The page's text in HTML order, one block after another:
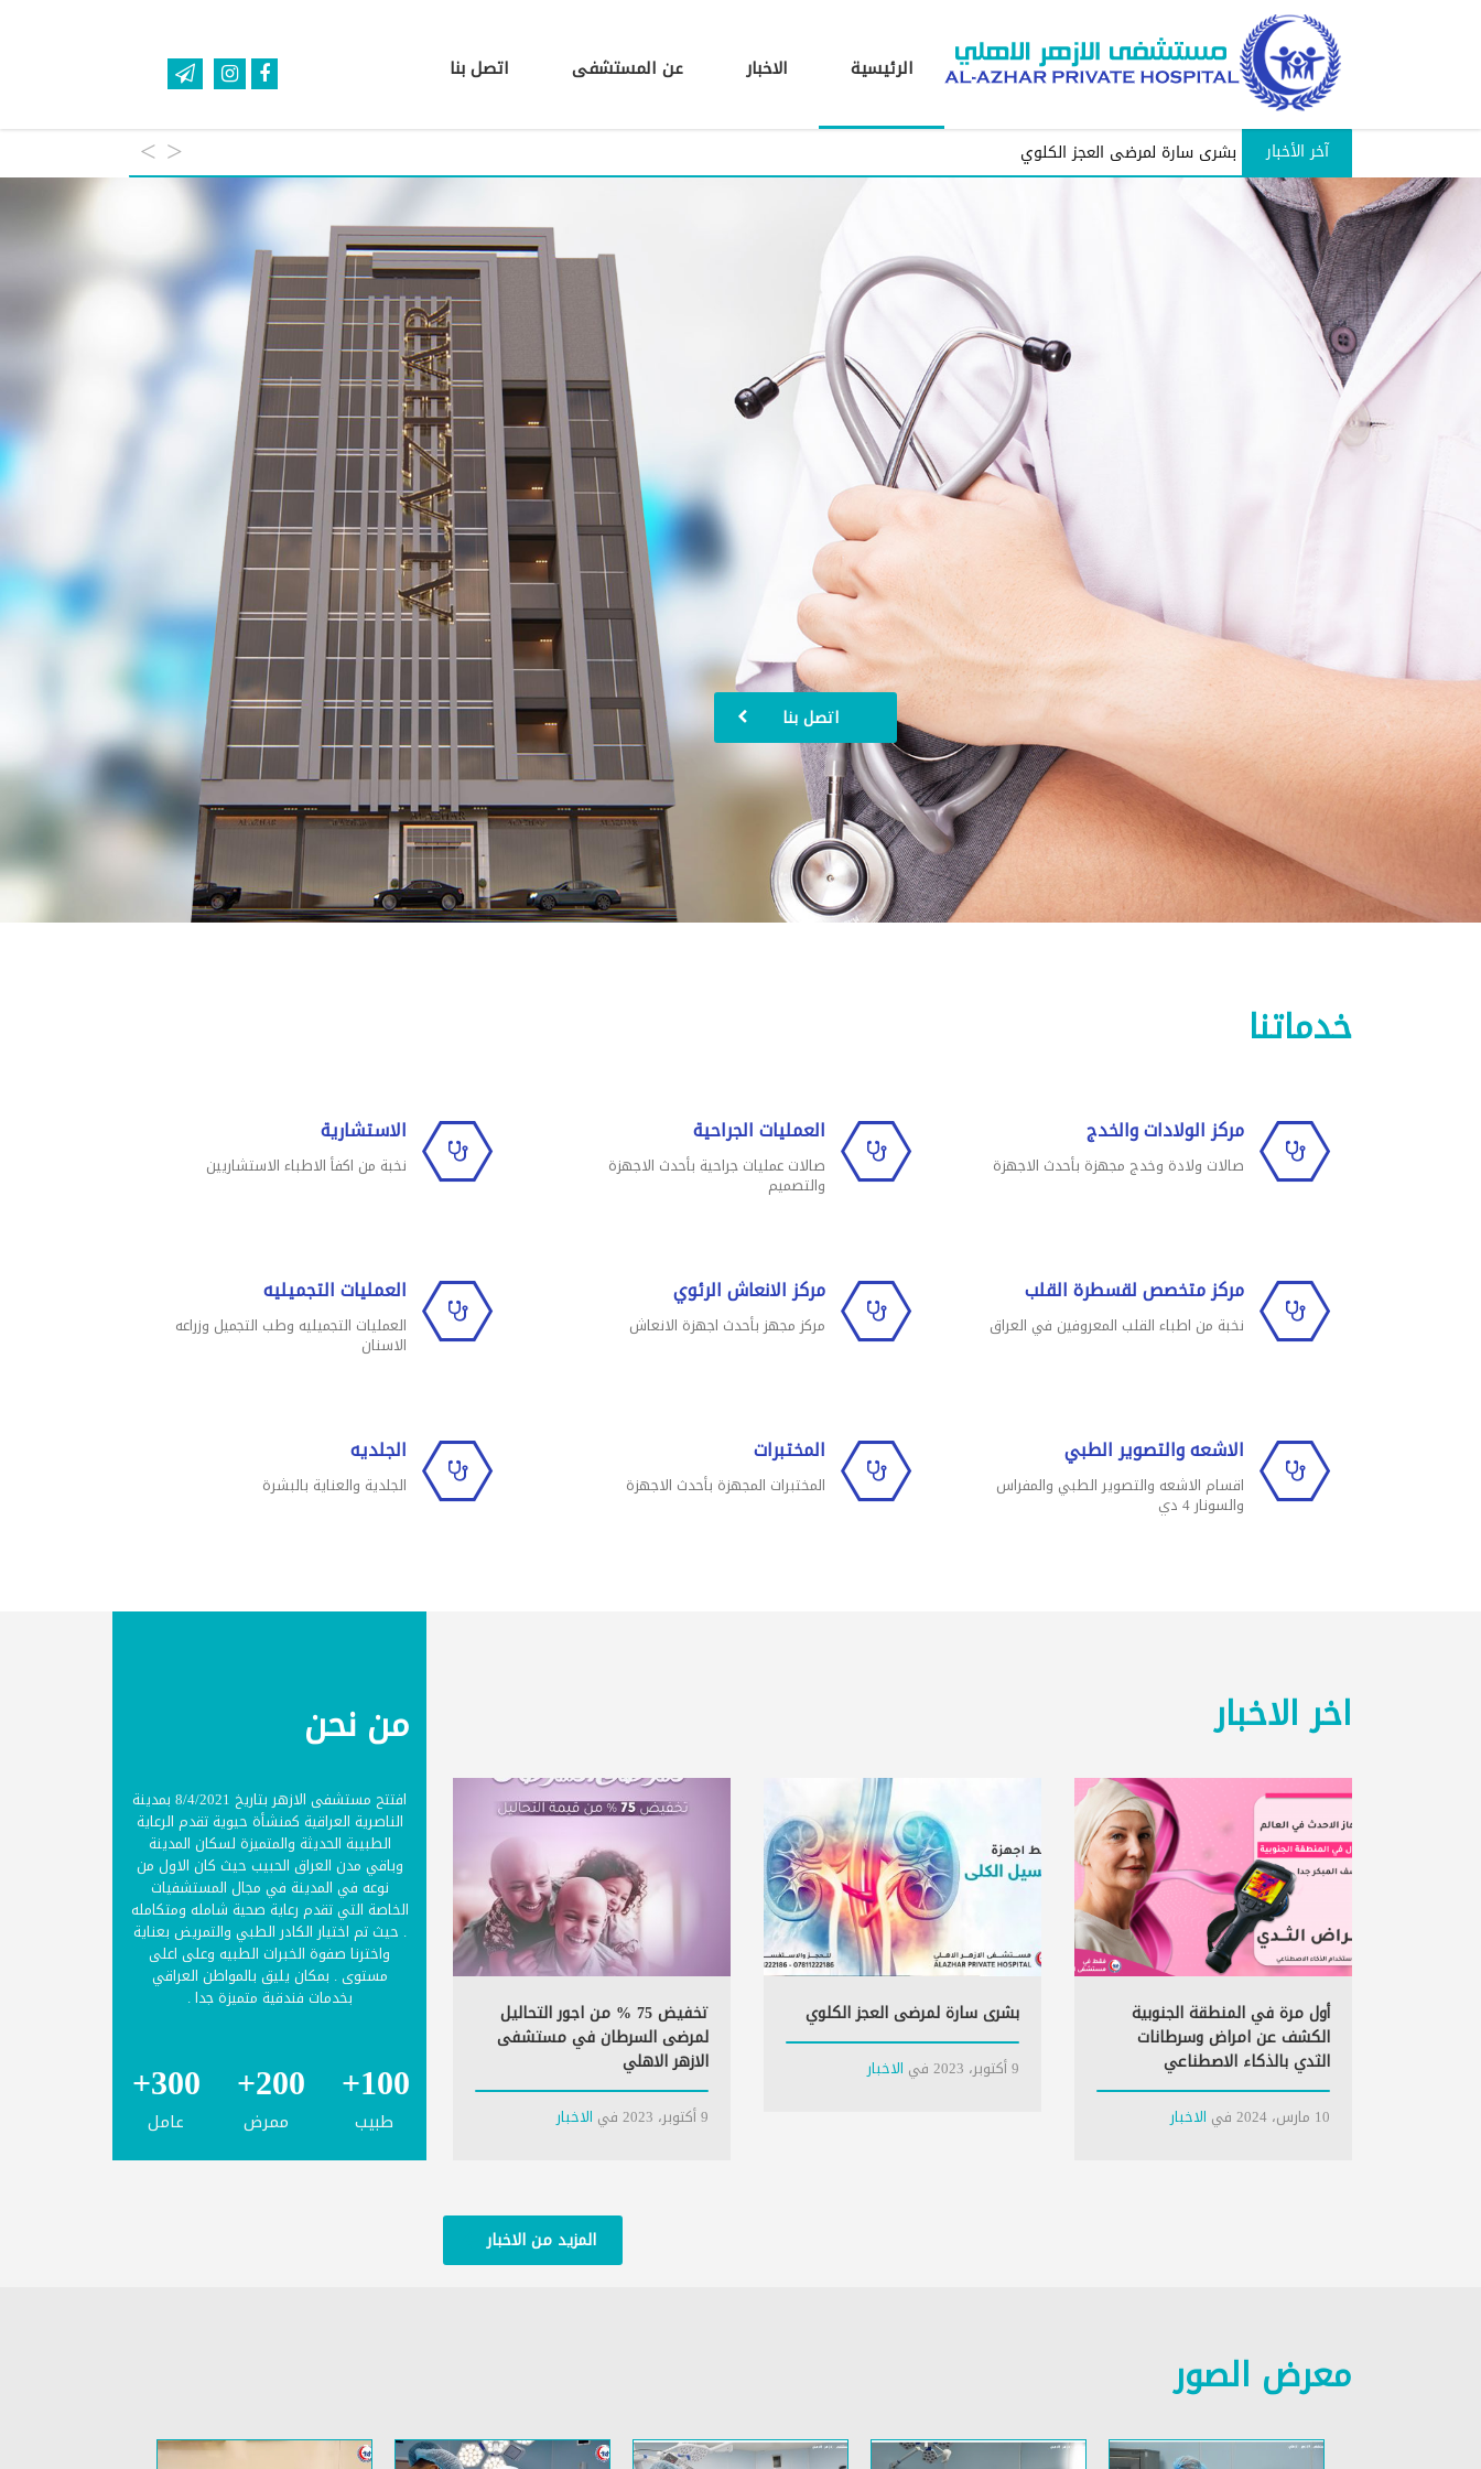
الرئيسية الاخبار عن المستشفى اتصل بنا
آخر الأخبار بشرى سارة لمرضى العجز الكلوي
اتصل بنا
خدماتنا
الاستشارية
نخبة من اكفأ الاطباء الاستشاريين
العمليات الجراحية
صالات عمليات جراحية بأحدث الاجهزة
والتصميم
مركز الولادات والخدج
صالات ولادة وخدج مجهزة بأحدث الاجهزة
العمليات التجميليه
العمليات التجميليه وطب التجميل وزراعه
الاسنان
مركز الانعاش الرئوي
مركز مجهز بأحدث اجهزة الانعاش
مركز متخصص لقسطرة القلب
نخبة من اطباء القلب المعروفين في العراق
الجلديه
الجلدية والعناية بالبشرة
المختبرات
المختبرات المجهزة بأحدث الاجهزة
الاشعه والتصوير الطبي
اقسام الاشعه والتصوير الطبي والمفراس
والسونار 4 دي
من نحن
افتتح مستشفى الازهر بتاريخ 8/4/2021 بمدينة
الناصرية العراقية كمنشأة حيوية تقدم الرعاية
الطبيبة الحديثة والمتميزة لسكان المدينة
وباقي مدن العراق الحبيب حيث كان الاول من
نوعه في المدينة في مجال المستشفيات
الخاصة التي تقدم رعاية صحية شامله ومتكامله
. حيث تم اختيار الكادر الطبي والتمريض بعناية
واخترنا صفوة الخبرات الطبيه وعلى اعلى
مستوى . بمكان يليق بالمواطن العراقي
بخدمات فندقية متميزة جدا .
300+
عامل
200+
ممرض
100+
طبيب
اخر الاخبار
أول مرة في المنطقة الجنوبية
الكشف عن امراض وسرطانات
الثدي بالذكاء الاصطناعي
10 مارس، 2024 في الاخبار
بشرى سارة لمرضى العجز الكلوي
9 أكتوبر، 2023 في الاخبار
تخفيض 75 % من اجور التحاليل
لمرضى السرطان في مستشفى
الازهر الاهلي
9 أكتوبر، 2023 في الاخبار
المزيد من الاخبار
معرض الصور